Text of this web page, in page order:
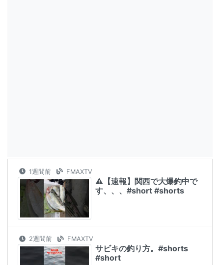
1週間前 FMAXTV
⚠️【速報】関西で大爆釣中で
す、、、#short #shorts
2週間前 FMAXTV
サビキの釣り方。#shorts
#short